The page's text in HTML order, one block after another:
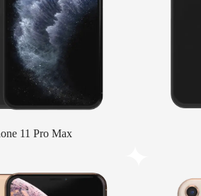
11 Pro Max